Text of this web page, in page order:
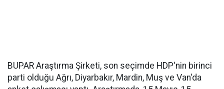
BUPAR Araştırma Şirketi, son seçimde HDP'nin birinci
parti olduğu Ağrı, Diyarbakır, Mardin, Muş ve Van'da